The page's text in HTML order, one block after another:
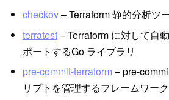
checkov– Terraform 静的分析ツ
terratest– Terraform に対して自
ポートするGo ライブラリ
pre-commit-terraform – pre-
リプトを管理するフレームワーク